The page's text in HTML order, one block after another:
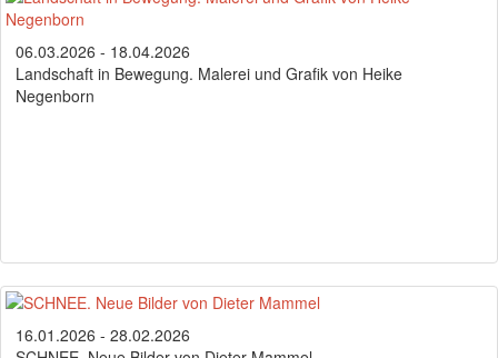
06.03.2026 - 18.04.2026
Landschaft in Bewegung. Malerei und Grafik von Heike
Negenborn
16.01.2026 - 28.02.2026